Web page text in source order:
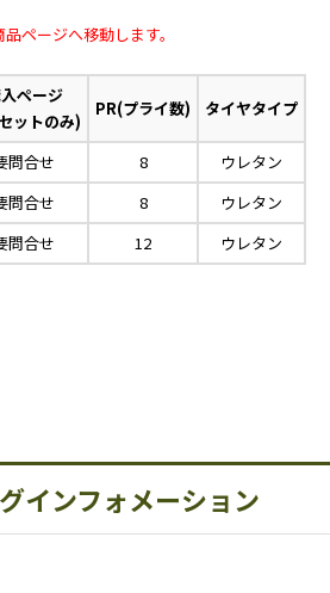
ページへ移動します。
ページ
ットのみ)
PR(プライ数) タイヤタイプ
問合せ 8
ウレタン
問合せ 8
ウレタン
問合せ 12 ウレタン
インフォメーション